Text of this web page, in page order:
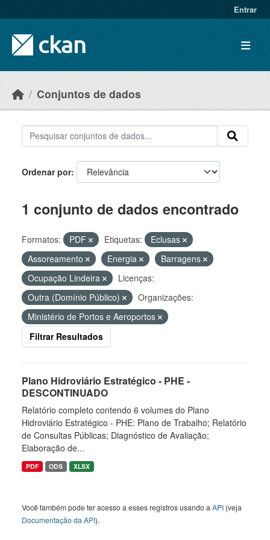
Entrar
Conjuntos de dados
Ordenar por
1 conjunto de dados encontrado
Formatos: PDF Etiquetas:
Eclusas
Assoreamento
Energia
Barragens
Ocupação Lindeira
Licenças:
Outra (Domínio Público)
Organizações:
Ministério de Portos e Aeroportos
Filtrar Resultados
Plano Hidroviário Estratégico - PHE -
DESCONTINUADO
Relatório completo contendo 6 volumes do Plano
Hidroviário Estratégico - PHE: Plano de Trabalho; Relatório
de Consultas Públicas; Diagnóstico de Avaliação;
Elaboração de...
PDF ODS XLSX
Você também pode ter acesso a esses registros usando a API (veja
Documentação da API).